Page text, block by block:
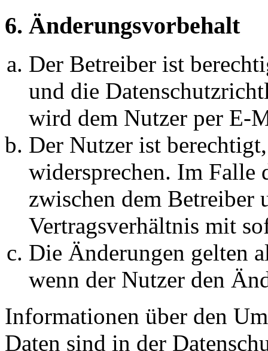
6. Änderungsvorbehalt
Der Betreiber ist
und die
wird dem Nutzer per E-
Der Nutzer ist
widersprechen. Im Falle
zwischen dem Betreiber
Vertragsverhältnis mit
Die Änderungen gelten
wenn der Nutzer den
Informationen über den
Daten sind in der